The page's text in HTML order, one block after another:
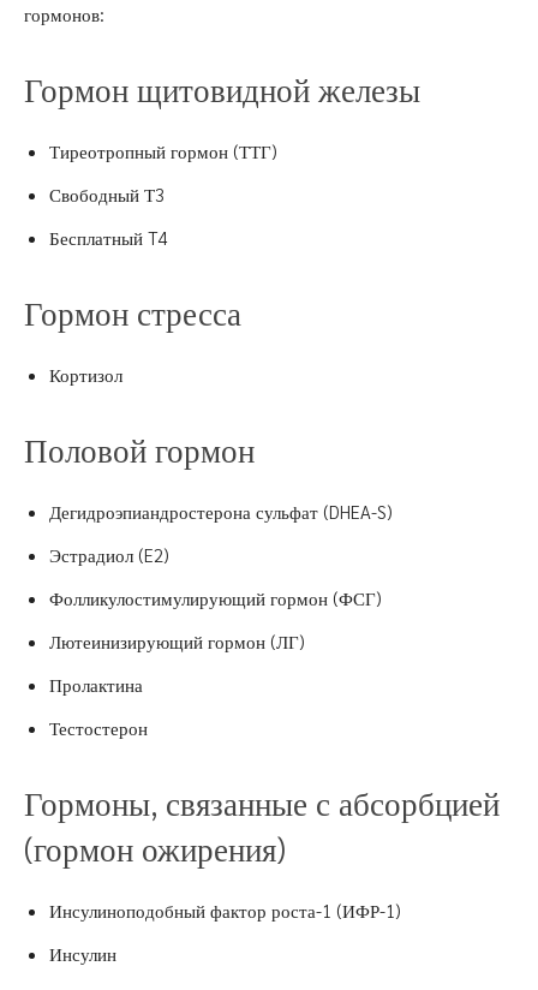
гормонов:
Гормон щитовидной железы
Тиреотропный гормон (ТТГ)
Свободный Т3
Бесплатный T4
Гормон стресса
Кортизол
Половой гормон
Дегидроэпиандростерона сульфат (DHEA-S)
Эстрадиол (E2)
Фолликулостимулирующий гормон (ФСГ)
Лютеинизирующий гормон (ЛГ)
Пролактина
Тестостерон
Гормоны, связанные с абсорбцией
(гормон ожирения)
Инсулиноподобный фактор роста-1 (ИФР-1)
Инсулин